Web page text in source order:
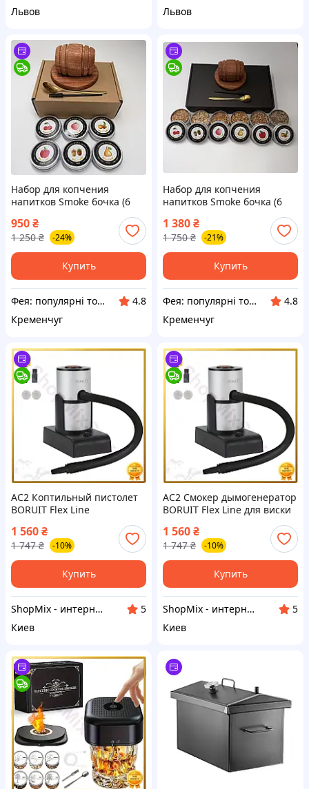
Львов
Львов
Набор для копчения
напитков Smoke бочка (6
ароматов) для коктейлей и
виски
950₴
1 250 ₴ -24%
Купить
Фея: популярні товари в інтернеті
4.8
Кременчуг
Набор для копчения
напитков Smoke бочка (6
ароматов) для коктейлей и
виски
1 380₴
1 750 ₴ -21%
Купить
Фея: популярні товари в інтернеті
4.8
Кременчуг
AC2 Коптильный пистолет
BORUIT Flex Line
холодного копчения мяса
рыбы сыра овощей 12. DE
1 560₴
1 747 ₴ -10%
Купить
ShopMix - интернет-магазин сумок и аксессуаров
5
Киев
AC2 Смокер дымогенератор
BORUIT Flex Line для виски
копчения для гурманов и
кулин DE
1 560₴
1 747 ₴ -10%
Купить
ShopMix - интернет-магазин сумок и аксессуаров
5
Киев